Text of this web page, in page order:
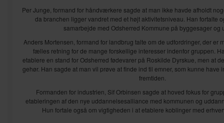
Per Junge, formand for håndværkere sagde at man ikke havde afholdt
da branchen ligger vandret med et højt aktivitetsniveau. Han fortalte
samarbejde med Odsherred Kommune på byggesager og
Anders Mortensen, formand for landbrug talte om de udfordringer, der er
fælles retning for de mange forskellige interesser indenfor gruppen.
etablere en stand for Odsherred fødevarer på Roskilde Dyrskue, men at
gehør. Han sagde at man vil prøve at finde ind til emner, som kunne have
fremtiden.
Formanden for industrien, Sif Orbinsen sagde at hoved fokus for
etableringen af den nye uddannelsesalliance med kommunen og
Hun fortale også om vigtigheden i at etablere koblinger med